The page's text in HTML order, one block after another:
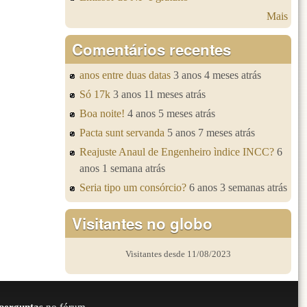
Mais
Comentários recentes
anos entre duas datas 3 anos 4 meses atrás
Só 17k 3 anos 11 meses atrás
Boa noite! 4 anos 5 meses atrás
Pacta sunt servanda 5 anos 7 meses atrás
Reajuste Anaul de Engenheiro ìndice INCC? 6
anos 1 semana atrás
Seria tipo um consórcio? 6 anos 3 semanas atrás
Visitantes no globo
Visitantes desde 11/08/2023